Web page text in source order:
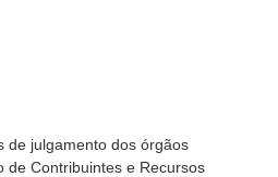
de julgamento dos órgãos
de Contribuintes e Recursos